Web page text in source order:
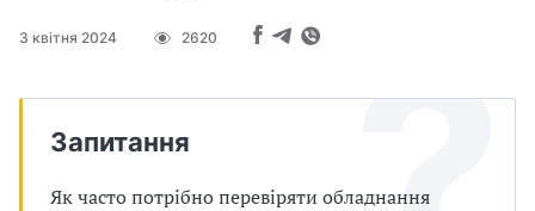
3 квітня 2024 2620
Запитання
Як часто потрібно перевіряти обладнання
в
п